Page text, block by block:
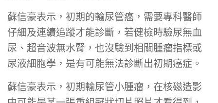
蘇信豪表示，初期的輸尿管癌，需要專科醫師
仔細及連續追蹤才能診斷，若健檢時驗尿無血
尿、超音波無水腎，也沒驗到相關腫瘤指標或
尿液細胞學，是有可能無法診斷出初期癌症。
蘇信豪表示，初期輸尿管小腫瘤，在核磁造影